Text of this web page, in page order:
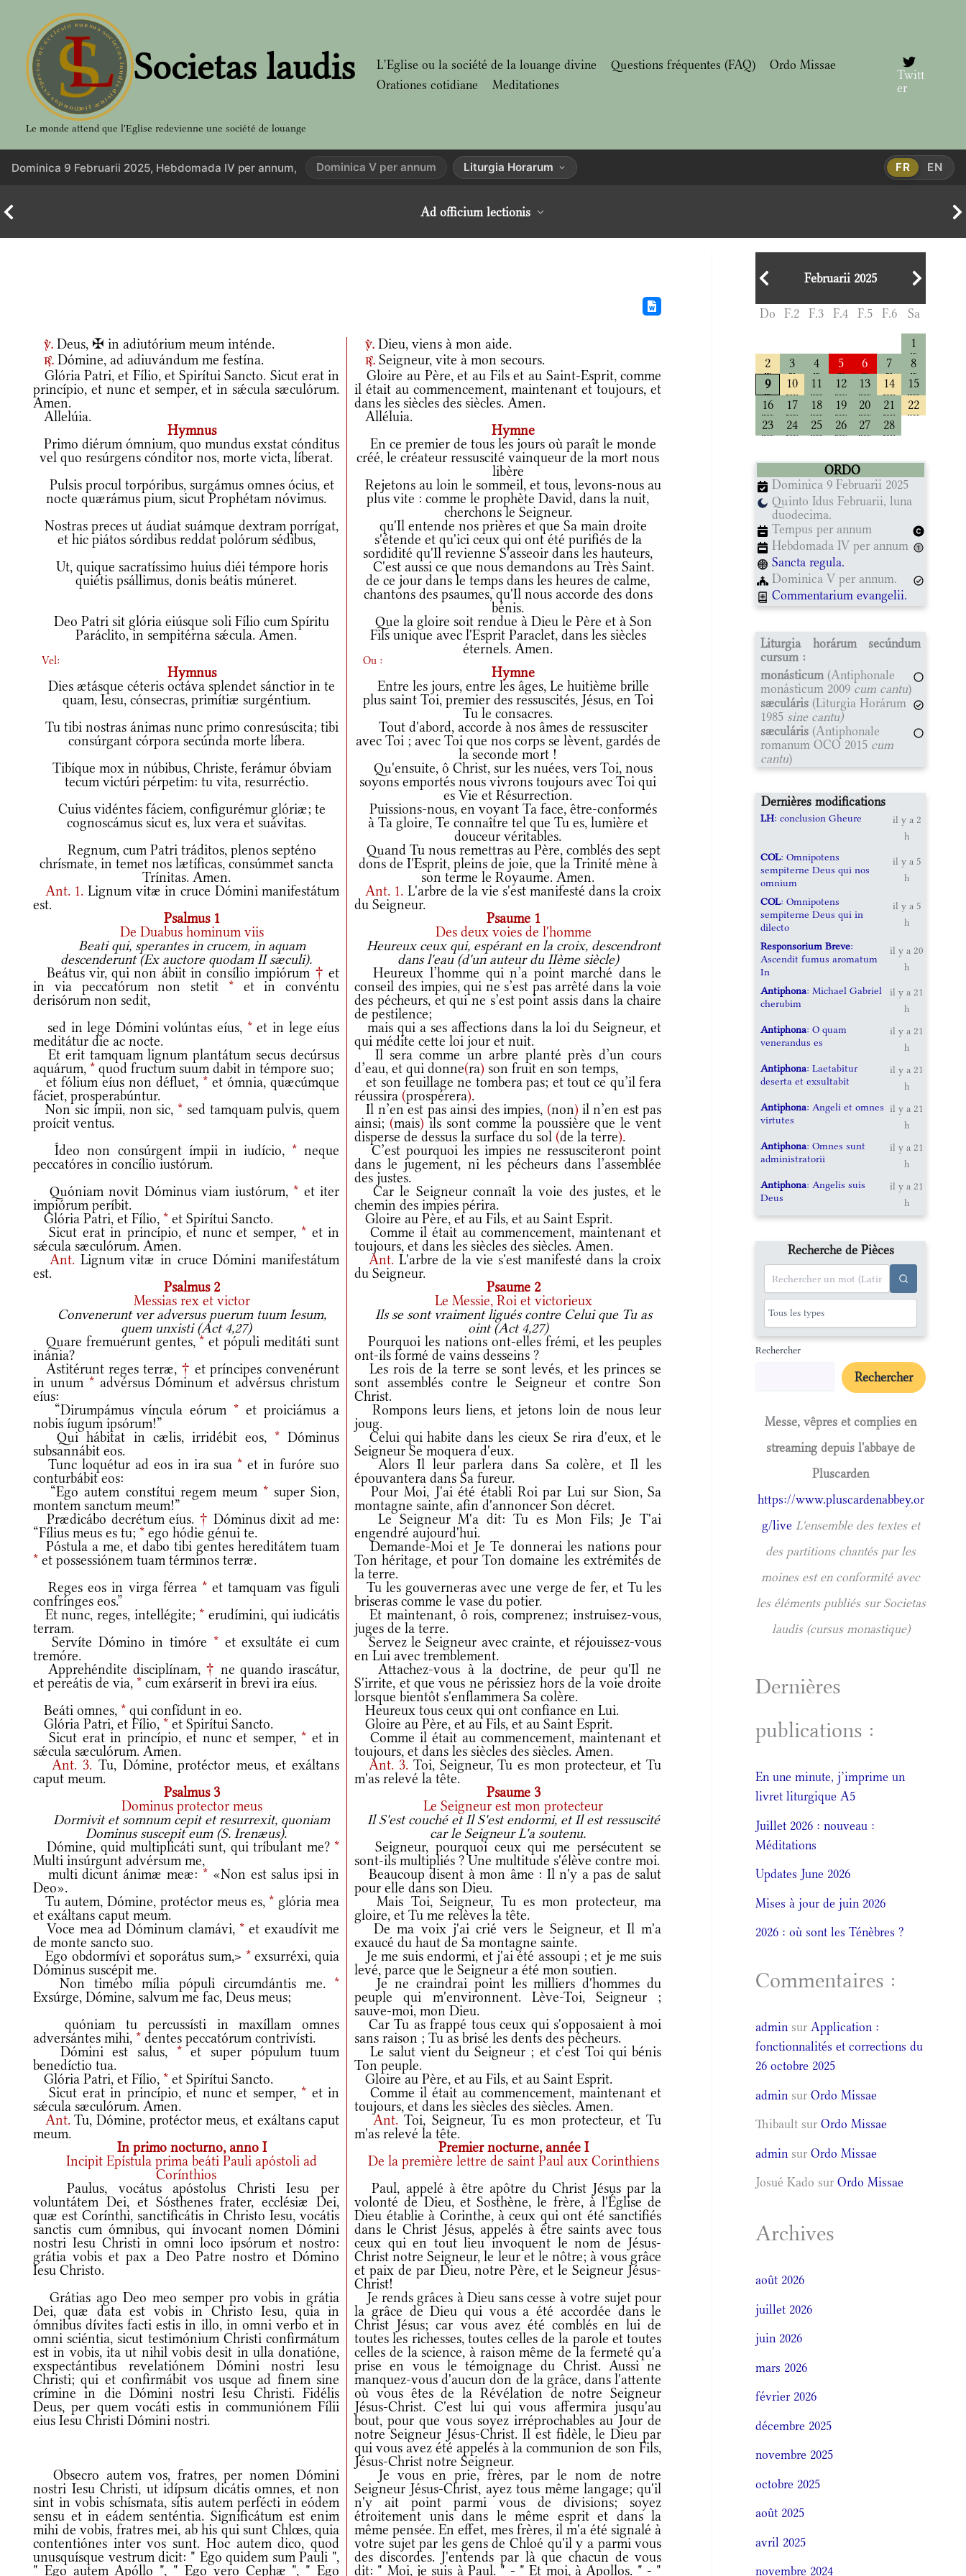
contenu
Societas laudis
Le monde attend que l'Eglise redevienne une société de louange
L’Eglise ou la société de la louange divine Questions fréquentes (FAQ)
Ordo Missae
Orationes cotidiane
Meditationes
Twitt
er
Dominica 9 Februarii 2025, Hebdomada IV per annum, Dominica V per annum Liturgia Horarum FR EN
Ad officium lectionis
v. Deus, ✠ in adiutórium meum inténde. v. Dieu, viens à mon aide.
r. Dómine, ad adiuvándum me festína. r. Seigneur, vite à mon secours.
Glória Patri, et Fílio, et Spirítui Sancto. Sicut erat in
princípio, et nunc et semper, et in sǽcula sæculórum.
Amen.
Gloire au Père, et au Fils et au Saint-Esprit, comme
il était au commencement, maintenant et toujours, et
dans les siècles des siècles. Amen.
Allelúia.
Alléluia.
Hymnus
Hymne
Primo diérum ómnium, quo mundus exstat cónditus
vel quo resúrgens cónditor nos, morte victa, líberat.
En ce premier de tous les jours où paraît le monde
créé, le créateur ressuscité vainqueur de la mort nous
libère
Pulsis procul torpóribus, surgámus omnes ócius, et
nocte quærámus pium, sicut Prophétam nóvimus.
Rejetons au loin le sommeil, et tous, levons-nous au
plus vite : comme le prophète David, dans la nuit,
cherchons le Seigneur.
Nostras preces ut áudiat suámque dextram porrígat,
et hic piátos sórdibus reddat polórum sédibus,
qu'Il entende nos prières et que Sa main droite
s'étende et qu'ici ceux qui ont été purifiés de la
sordidité qu'Il revienne S'asseoir dans les hauteurs,
Ut, quique sacratíssimo huius diéi témpore horis
quiétis psállimus, donis beátis múneret.
C'est aussi ce que nous demandons au Très Saint.
de ce jour dans le temps dans les heures de calme,
chantons des psaumes, qu'Il nous accorde des dons
bénis.
Deo Patri sit glória eiúsque soli Fílio cum Spíritu
Paráclito, in sempitérna sǽcula. Amen.
Que la gloire soit rendue à Dieu le Père et à Son
Fils unique avec l'Esprit Paraclet, dans les siècles
éternels. Amen.
Vel: Ou :
Hymnus
Hymne
Dies ætásque céteris octáva splendet sánctior in te
quam, Iesu, cónsecras, primítiæ surgéntium.
Entre les jours, entre les âges, Le huitième brille
plus saint Toi, premier des ressuscités, Jésus, en Toi
Tu le consacres.
Tu tibi nostras ánimas nunc primo conresúscita; tibi
consúrgant córpora secúnda morte líbera.
Tout d'abord, accorde à nos âmes de ressusciter
avec Toi ; avec Toi que nos corps se lèvent, gardés de
la seconde mort !
Tibíque mox in núbibus, Christe, ferámur óbviam
tecum victúri pérpetim: tu vita, resurréctio.
Qu'ensuite, ô Christ, sur les nuées, vers Toi, nous
soyons emportés nous vivrons toujours avec Toi qui
es Vie et Résurrection.
Cuius vidéntes fáciem, configurémur glóriæ; te
cognoscámus sicut es, lux vera et suávitas.
Puissions-nous, en voyant Ta face, être-conformés
à Ta gloire, Te connaître tel que Tu es, lumière et
douceur véritables.
Regnum, cum Patri tráditos, plenos septéno
chrísmate, in temet nos lætíficas, consúmmet sancta
Trínitas. Amen.
Quand Tu nous remettras au Père, comblés des sept
dons de I'Esprit, pleins de joie, que la Trinité mène à
son terme le Royaume. Amen.
Ant. 1. Lignum vitæ in cruce Dómini manifestátum
est.
Ant. 1. L'arbre de la vie s'est manifesté dans la croix
du Seigneur.
Psalmus 1
Psaume 1
De Duabus hominum viis
Des deux voies de l'homme
Beati qui, sperantes in crucem, in aquam
descenderunt (Ex auctore quodam II sæculi).
Heureux ceux qui, espérant en la croix, descendront
dans l'eau (d'un auteur du IIème siècle)
Beátus vir, qui non ábiit in consílio impiórum † et
in via peccatórum non stetit *et in convéntu
derisórum non sedit,
Heureux l’homme qui n’a point marché dans le
conseil des impies, qui ne s’est pas arrêté dans la voie
des pécheurs, et qui ne s’est point assis dans la chaire
de pestilence;
sed in lege Dómini volúntas eíus, *et in lege eíus
meditátur die ac nocte.
mais qui a ses affections dans la loi du Seigneur, et
qui médite cette loi jour et nuit.
Et erit tamquam lignum plantátum secus decúrsus
aquárum, * quod fructum suum dabit in témpore suo;
Il sera comme un arbre planté près d’un cours
d’eau, et qui donne(ra) son fruit en son temps,
et fólium eíus non défluet, * et ómnia, quæcúmque
fáciet, prosperabúntur.
et son feuillage ne tombera pas; et tout ce qu’il fera
réussira(prospérera).
Non sic ímpii, non sic, * sed tamquam pulvis, quem
proícit ventus.
Il n’en est pas ainsi des impies, (non) il n’en est pas
ainsi;(mais) ils sont comme la poussière que le vent
disperse de dessus la surface du sol(de la terre).
Ídeo non consúrgent ímpii in iudício, * neque
peccatóres in concílio iustórum.
C’est pourquoi les impies ne ressusciteront point
dans le jugement, ni les pécheurs dans l’assemblée
des justes.
Quóniam novit Dóminus viam iustórum, * et iter
impiórum períbit.
Car le Seigneur connaît la voie des justes, et le
chemin des impies périra.
Glória Patri, et Fílio, * et Spirítui Sancto.
Gloire au Père, et au Fils, et au Saint Esprit.
Sicut erat in princípio, et nunc et semper, * et in
sǽcula sæculórum. Amen.
Comme il était au commencement, maintenant et
toujours, et dans les siècles des siècles. Amen.
Ant. Lignum vitæ in cruce Dómini manifestátum
est.
Ant. L'arbre de la vie s'est manifesté dans la croix
du Seigneur.
Psalmus 2
Psaume 2
Messias rex et victor
Le Messie, Roi et victorieux
Convenerunt ver adversus puerum tuum Iesum,
quem unxisti (Act 4,27)
Ils se sont vraiment ligués contre Celui que Tu as
oint (Act 4,27)
Quare fremuérunt gentes, * et pópuli meditáti sunt
inánia?
Pourquoi les nations ont-elles frémi, et les peuples
ont-ils formé de vains desseins ?
Astitérunt reges terræ, † et príncipes convenérunt
in unum * advérsus Dóminum et advérsus christum
eíus:
Les rois de la terre se sont levés, et les princes se
sont assemblés contre le Seigneur et contre Son
Christ.
“Dirumpámus víncula eórum * et proiciámus a
nobis íugum ipsórum!”
Rompons leurs liens, et jetons loin de nous leur
joug.
Qui hábitat in cælis, irridébit eos, * Dóminus
subsannábit eos.
Celui qui habite dans les cieux Se rira d'eux, et le
Seigneur Se moquera d'eux.
Tunc loquétur ad eos in ira sua * et in furóre suo
conturbábit eos:
Alors Il leur parlera dans Sa colère, et Il les
épouvantera dans Sa fureur.
“Ego autem constítui regem meum *super Sion,
montem sanctum meum!”
Pour Moi, J'ai été établi Roi par Lui sur Sion, Sa
montagne sainte, afin d'annoncer Son décret.
Prædicábo decrétum eíus. † Dóminus dixit ad me:
“Fílius meus es tu; * ego hódie génui te.
Le Seigneur M'a dit: Tu es Mon Fils; Je T'ai
engendré aujourd'hui.
Póstula a me, et dabo tibi gentes hereditátem tuam
* et possessiónem tuam términos terræ.
Demande-Moi et Je Te donnerai les nations pour
Ton héritage, et pour Ton domaine les extrémités de
la terre.
Reges eos in virga férrea *et tamquam vas fíguli
confrínges eos.”
Tu les gouverneras avec une verge de fer, et Tu les
briseras comme le vase du potier.
Et nunc, reges, intellégite; * erudímini, qui iudicátis
terram.
Et maintenant, ô rois, comprenez; instruisez-vous,
juges de la terre.
Servíte Dómino in timóre *et exsultáte ei cum
tremóre.
Servez le Seigneur avec crainte, et réjouissez-vous
en Lui avec tremblement.
Apprehéndite disciplínam, † ne quando irascátur,
et pereátis de via, * cum exárserit in brevi ira eíus.
Attachez-vous à la doctrine, de peur qu'Il ne
S'irrite, et que vous ne périssiez hors de la voie droite
lorsque bientôt s'enflammera Sa colère.
Beáti omnes, * qui confídunt in eo.
Heureux tous ceux qui ont confiance en Lui.
Glória Patri, et Fílio, * et Spirítui Sancto.
Gloire au Père, et au Fils, et au Saint Esprit.
Sicut erat in princípio, et nunc et semper, * et in
sǽcula sæculórum. Amen.
Comme il était au commencement, maintenant et
toujours, et dans les siècles des siècles. Amen.
Ant. 3. Tu, Dómine, protéctor meus, et exáltans
caput meum.
Ant. 3. Toi, Seigneur, Tu es mon protecteur, et Tu
m'as relevé la tête.
Psalmus 3
Psaume 3
Dominus protector meus
Le Seigneur est mon protecteur
Dormivit et somnum cepit et resurrexit, quoniam
Dominus suscepit eum (S. Irenæus).
Il S'est couché et Il S'est endormi, et Il est ressuscité
car le Seigneur L'a soutenu.
Dómine, quid multiplicáti sunt, qui tríbulant me? *
Multi insúrgunt advérsum me,
Seigneur, pourquoi ceux qui me persécutent se
sont-ils multipliés ? Une multitude s'élève contre moi.
multi dicunt ánimæ meæ: *«Non est salus ipsi in
Deo».
Beaucoup disent à mon âme : Il n'y a pas de salut
pour elle dans son Dieu.
Tu autem, Dómine, protéctor meus es, * glória mea
et exáltans caput meum.
Mais Toi, Seigneur, Tu es mon protecteur, ma
gloire, et Tu me relèves la tête.
Voce mea ad Dóminum clamávi, * et exaudívit me
de monte sancto suo.
De ma voix j'ai crié vers le Seigneur, et Il m'a
exaucé du haut de Sa montagne sainte.
Ego obdormívi et soporátus sum,> *exsurréxi, quia
Dóminus suscépit me.
Je me suis endormi, et j'ai été assoupi ; et je me suis
levé, parce que le Seigneur a été mon soutien.
Non timébo mília pópuli circumdántis me. *
Exsúrge, Dómine, salvum me fac, Deus meus;
Je ne craindrai point les milliers d'hommes du
peuple qui m'environnent. Lève-Toi, Seigneur ;
sauve-moi, mon Dieu.
quóniam tu percussísti in maxíllam omnes
adversántes mihi, * dentes peccatórum contrivísti.
Car Tu as frappé tous ceux qui s'opposaient à moi
sans raison ; Tu as brisé les dents des pécheurs.
Dómini est salus, *et super pópulum tuum
benedíctio tua.
Le salut vient du Seigneur ; et c'est Toi qui bénis
Ton peuple.
Glória Patri, et Fílio, * et Spirítui Sancto.
Gloire au Père, et au Fils, et au Saint Esprit.
Sicut erat in princípio, et nunc et semper, * et in
sǽcula sæculórum. Amen.
Comme il était au commencement, maintenant et
toujours, et dans les siècles des siècles. Amen.
Ant.Tu, Dómine, protéctor meus, et exáltans caput
meum.
Ant.Toi, Seigneur, Tu es mon protecteur, et Tu
m'as relevé la tête.
In primo nocturno, anno I
Premier nocturne, année I
Incipit Epístula prima beáti Pauli apóstoli ad
Corínthios
De la première lettre de saint Paul aux Corinthiens
Paulus, vocátus apóstolus Christi Iesu per
voluntátem Dei, et Sósthenes frater, ecclésiæ Dei,
quæ est Corínthi, sanctificátis in Christo Iesu, vocátis
sanctis cum ómnibus, qui ínvocant nomen Dómini
nostri Iesu Christi in omni loco ipsórum et nostro:
grátia vobis et pax a Deo Patre nostro et Dómino
Iesu Christo.
Paul, appelé à être apôtre du Christ Jésus par la
volonté de Dieu, et Sosthène, le frère, à l'Église de
Dieu établie à Corinthe, à ceux qui ont été sanctifiés
dans le Christ Jésus, appelés à être saints avec tous
ceux qui en tout lieu invoquent le nom de Jésus-
Christ notre Seigneur, le leur et le nôtre; à vous grâce
et paix de par Dieu, notre Père, et le Seigneur Jésus-
Christ!
Grátias ago Deo meo semper pro vobis in grátia
Dei, quæ data est vobis in Christo Iesu, quia in
ómnibus dívites facti estis in illo, in omni verbo et in
omni sciéntia, sicut testimónium Christi confirmátum
est in vobis, ita ut nihil vobis desit in ulla donatióne,
exspectántibus revelatiónem Dómini nostri Iesu
Christi; qui et confirmábit vos usque ad finem sine
crímine in die Dómini nostri Iesu Christi. Fidélis
Deus, per quem vocáti estis in communiónem Fílii
eius Iesu Christi Dómini nostri.
Je rends grâces à Dieu sans cesse à votre sujet pour
la grâce de Dieu qui vous a été accordée dans le
Christ Jésus; car vous avez été comblés en lui de
toutes les richesses, toutes celles de la parole et toutes
celles de la science, à raison même de la fermeté qu'a
prise en vous le témoignage du Christ. Aussi ne
manquez-vous d'aucun don de la grâce, dans l'attente
où vous êtes de la Révélation de notre Seigneur
Jésus-Christ. C'est lui qui vous affermira jusqu'au
bout, pour que vous soyez irréprochables au Jour de
notre Seigneur Jésus-Christ. Il est fidèle, le Dieu par
qui vous avez été appelés à la communion de son Fils,
Jésus-Christ notre Seigneur.
Obsecro autem vos, fratres, per nomen Dómini
nostri Iesu Christi, ut idípsum dicátis omnes, et non
sint in vobis schísmata, sitis autem perfécti in eódem
sensu et in eádem senténtia. Significátum est enim
mihi de vobis, fratres mei, ab his qui sunt Chlœs, quia
contentiónes inter vos sunt. Hoc autem dico, quod
unusquísque vestrum dicit: " Ego quidem sum Pauli ",
" Ego autem Apóllo ", " Ego vero Cephæ ", " Ego
Je vous en prie, frères, par le nom de notre
Seigneur Jésus-Christ, ayez tous même langage; qu'il
n'y ait point parmi vous de divisions; soyez
étroitement unis dans le même esprit et dans la
même pensée. En effet, mes frères, il m'a été signalé à
votre sujet par les gens de Chloé qu'il y a parmi vous
des discordes. J'entends par là que chacun de vous
dit: " Moi, je suis à Paul. " - " Et moi, à Apollos. " - "
Februarii 2025
Do F.2 F.3 F.4 F.5 F.6 Sa
1
2
3 4 5 6 7
8
9
10 11 12 13 14
15
16
17 18 19 20 21
22
23
24 25 26 27 28
ORDO
Dominica 9 Februarii 2025
Quinto Idus Februarii, luna
duodecima.
Tempus per annum
Hebdomada IV per annum
Sancta regula.
Dominica V per annum.
Commentarium evangelii.
Liturgia horárum secúndum
cursum :
monásticum (Antiphonale
monásticum 2009 cum cantu)
sæculáris (Liturgia Horárum
1985 sine cantu)
sæculáris (Antiphonale
romanum OCO 2015 cum
cantu)
Dernières modifications
LH: conclusion Gheure
il y a 2
h
COL: Omnipotens
sempiterne Deus qui nos
omnium
il y a 5
h
COL: Omnipotens
sempiterne Deus qui in
dilecto
il y a 5
h
Responsorium Breve:
Ascendit fumus aromatum
In
il y a 20
h
Antiphona: Michael Gabriel
cherubim
il y a 21
h
Antiphona: O quam
venerandus es
il y a 21
h
Antiphona: Laetabitur
deserta et exsultabit
il y a 21
h
Antiphona: Angeli et omnes
virtutes
il y a 21
h
Antiphona: Omnes sunt
administratorii
il y a 21
h
Antiphona: Angelis suis
Deus
il y a 21
h
Recherche de Pièces
Rechercher
Rechercher
Messe, vêpres et complies en
streaming depuis l'abbaye de
Pluscarden
https://www.pluscardenabbey.or
g/live L'ensemble des textes et
des partitions chantés par les
moines est en conformité avec
les éléments publiés sur Societas
laudis (cursus monastique)
Dernières
publications :
En une minute, j’imprime un
livret liturgique A5
Juillet 2026 : nouveau :
Méditations
Updates June 2026
Mises à jour de juin 2026
2026 : où sont les Ténèbres ?
Commentaires :
admin surApplication :
fonctionnalités et corrections du
26 octobre 2025
admin surOrdo Missae
Thibault surOrdo Missae
admin surOrdo Missae
Josué Kado surOrdo Missae
Archives
août 2026
juillet 2026
juin 2026
mars 2026
février 2026
décembre 2025
novembre 2025
octobre 2025
août 2025
avril 2025
novembre 2024